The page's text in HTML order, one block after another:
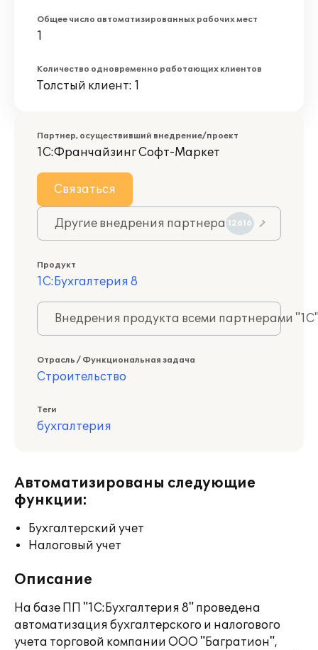
Общее число автоматизированных рабочих мест
1
Количество одновременно работающих клиентов
Толстый клиент: 1
Партнер, осуществивший внедрение/проект
1С:Франчайзинг Софт-Маркет
Связаться
Другие внедрения партнера 12616
Продукт
1С:Бухгалтерия 8
Внедрения продукта всеми партнерами
Отрасль / Функциональная задача
Строительство
Теги
бухгалтерия
Автоматизированы следующие
функции:
Бухгалтерский учет
Налоговый учет
Описание
На базе ПП "1С:Бухгалтерия 8" проведена
автоматизация бухгалтерского и налогового
учета торговой компании ООО "Багратион",